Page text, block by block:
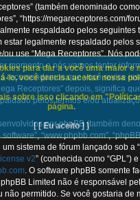
(também denominado como
“https://megareceptores.com/
respaldado pelos seguintes
estar legalmente respaldado pelos
use “Mega Receptores”. Nós
momento e nós vamos tentar
recomendamos que você revise
Receptores” depois, significa
pelos termos e/ou
por phpBB (também
software”, “www.phpbb.com”,
um sistema de fórum lançado sob a “
v2” (conhecida como “GPL”)
. O software phpBB somente
Limited não é responsável
não permitido. Se você gostaria de
para dar a você uma maior e
lo, você precisa aceitar nossa
sobre isso clicando em
página.
[ [ Eu aceito ] ]